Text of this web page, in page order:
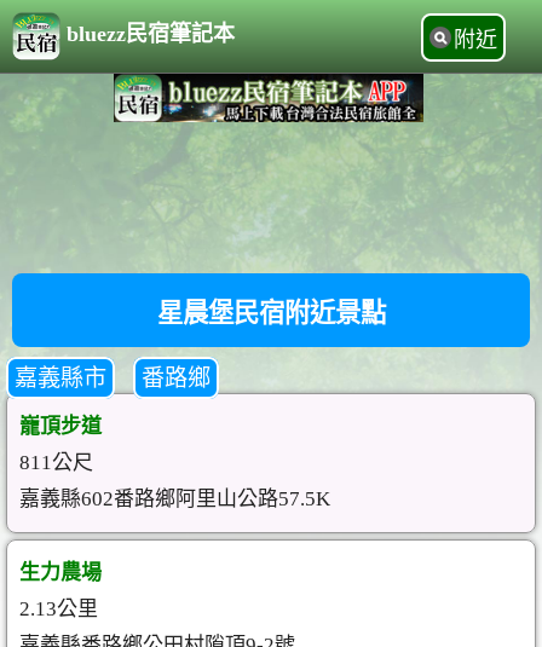
bluezz民宿筆記本 附近
星晨堡民宿附近景點
嘉義縣市 番路鄉
巃頂步道
811公尺
嘉義縣602番路鄉阿里山公路57.5K
生力農場
2.13公里